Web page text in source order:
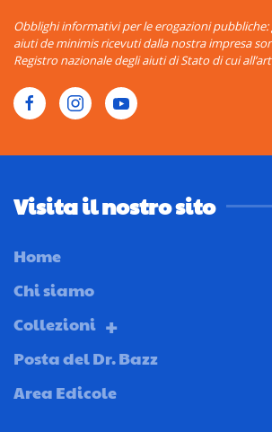
Obblighi informativi per le erogazioni pubbliche:
aiuti de minimis ricevuti dalla nostra impresa
Registro nazionale degli aiuti di Stato di cui
Visita il nostro sito
Home
Chi siamo
Collezioni
Posta del Dr. Bazz
Area Edicole